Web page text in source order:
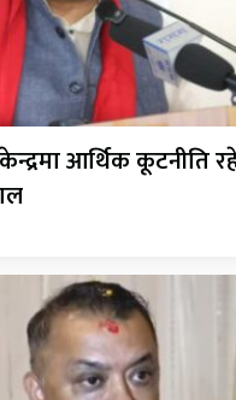
केन्द्रमा आर्थिक कूटनीति